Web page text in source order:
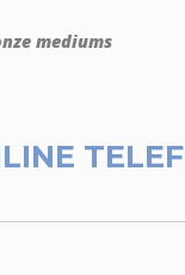
mediums